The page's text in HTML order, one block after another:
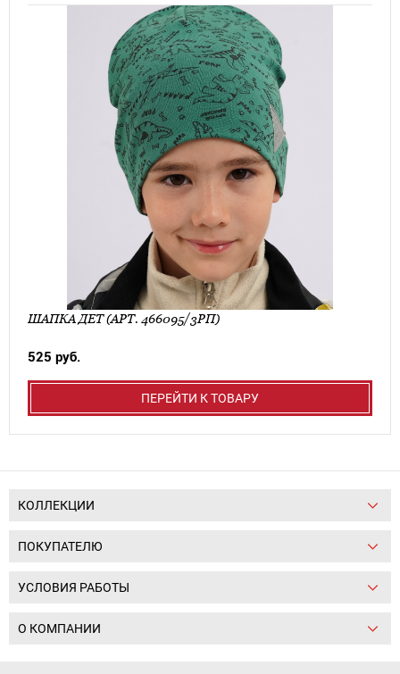
ШАПКА ДЕТ (АРТ. 466095/3РП)
525 руб.
ПЕРЕЙТИ К ТОВАРУ
КОЛЛЕКЦИИ
ПОКУПАТЕЛЮ
УСЛОВИЯ РАБОТЫ
О КОМПАНИИ